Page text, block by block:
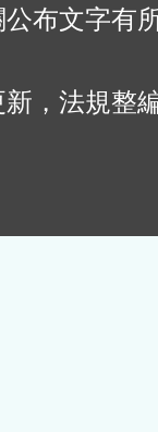
布文字有
，法規整